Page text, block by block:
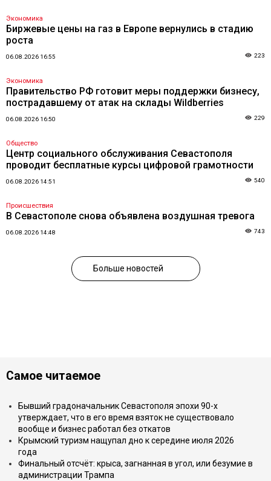
Экономика
Биржевые цены на газ в Европе вернулись в стадию
роста
06.08.2026 16:55 223
Экономика
Правительство РФ готовит меры поддержки бизнесу,
пострадавшему от атак на склады Wildberries
06.08.2026 16:50 229
Общество
Центр социального обслуживания Севастополя
проводит бесплатные курсы цифровой грамотности
06.08.2026 14:51 540
Происшествия
В Севастополе снова объявлена воздушная тревога
06.08.2026 14:48 743
Больше новостей
Самое читаемое
Бывший градоначальник Севастополя эпохи 90-х
утверждает, что в его время взяток не существовало
вообще и бизнес работал без откатов
Крымский туризм нащупал дно к середине июля 2026
года
Финальный отсчёт: крыса, загнанная в угол, или безумие в
администрации Трампа